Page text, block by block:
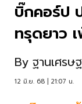
บิ๊กคอร์ป
ทรุดยาว
By ฐานเศรษ
12 มิ.ย. 68 | 21:07 น.